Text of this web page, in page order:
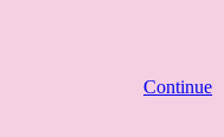
Continue